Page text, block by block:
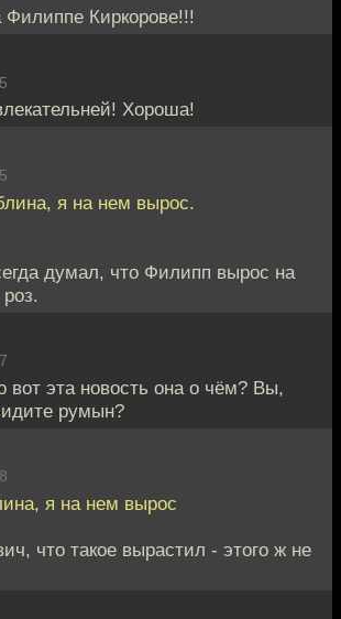
Киркорове!!!
Хороша!
я на нем вырос.
думал, что Филипп вырос на
вот эта новость она о чём? Вы,
румын?
я на нем вырос
что такое вырастил - этого ж не